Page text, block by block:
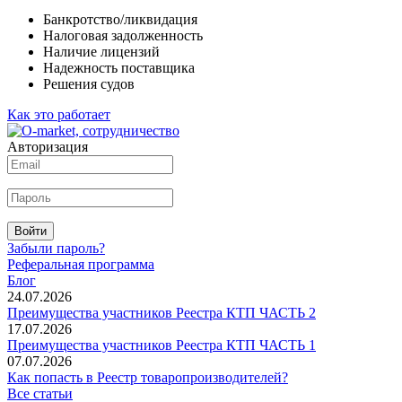
Банкротство/ликвидация
Налоговая задолженность
Наличие лицензий
Надежность поставщика
Решения судов
Как это работает
Авторизация
Войти
Забыли пароль?
Реферальная программа
Блог
24.07.2026
Преимущества участников Реестра КТП ЧАСТЬ 2
17.07.2026
Преимущества участников Реестра КТП ЧАСТЬ 1
07.07.2026
Как попасть в Реестр товаропроизводителей?
Все статьи